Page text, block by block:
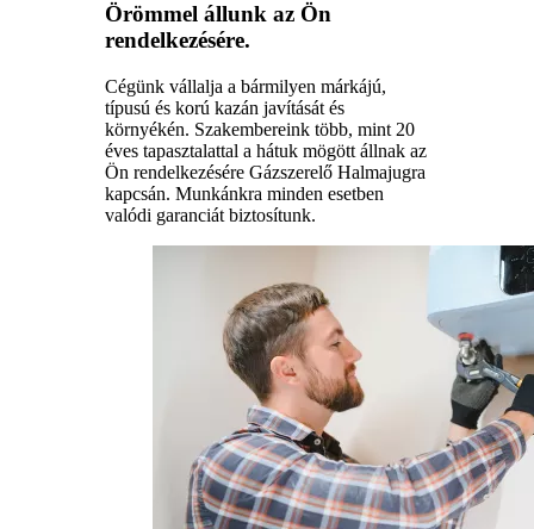
Örömmel állunk az Ön
rendelkezésére.
Cégünk vállalja a bármilyen márkájú,
típusú és korú kazán javítását és
környékén. Szakembereink több, mint 20
éves tapasztalattal a hátuk mögött állnak az
Ön rendelkezésére Gázszerelő Halmajugra
kapcsán. Munkánkra minden esetben
valódi garanciát biztosítunk.